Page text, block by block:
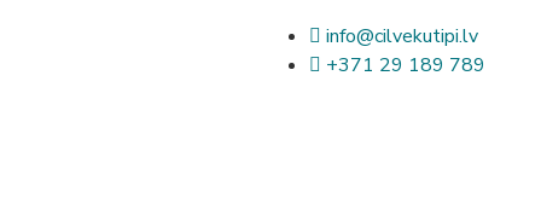
info@cilvekutipi.lv
+371 29 189 789